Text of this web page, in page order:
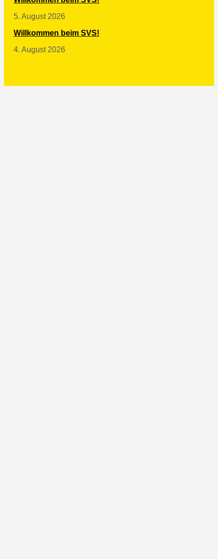
5. August 2026
Willkommen beim SVS!
4. August 2026